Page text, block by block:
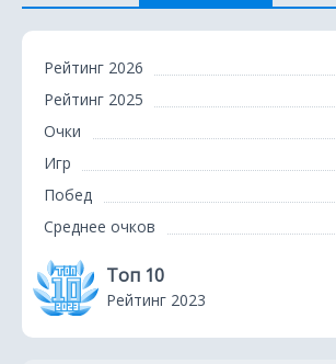
С
т
и
Рейтинг 2026
Рейтинг 2025
Очки
Игр
Побед
Среднее очков
Топ 10
Рейтинг 2023